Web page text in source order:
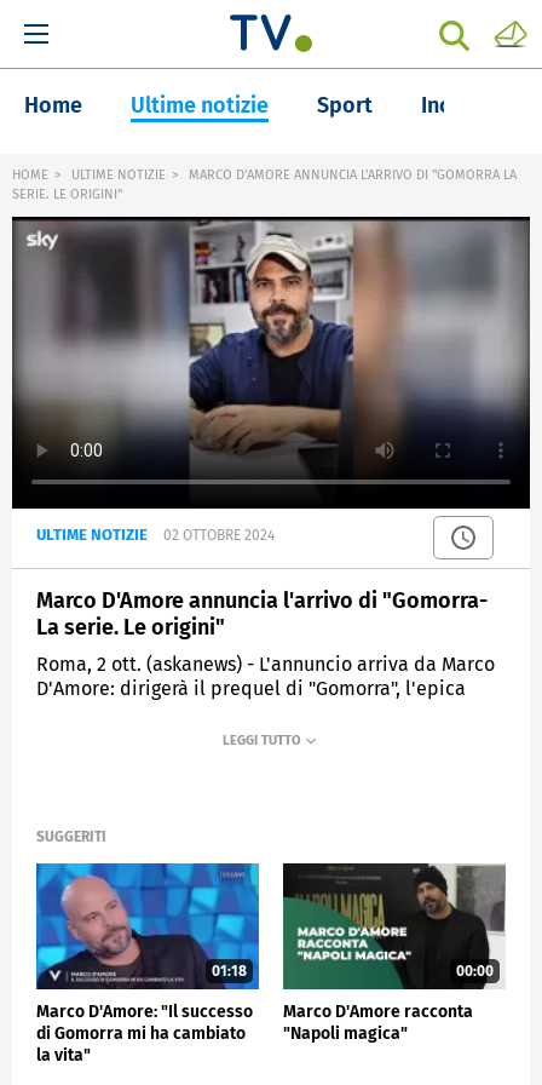
Home Ultime notizie Sport Inchieste
HOME ULTIME NOTIZIE
MARCO D'AMORE ANNUNCIA L'ARRIVO DI "GOMORRA LA
SERIE. LE ORIGINI"
ULTIME NOTIZIE 02 OTTOBRE 2024
Marco D'Amore annuncia l'arrivo di "Gomorra-
La serie. Le origini"
Roma, 2 ott. (askanews) - L'annuncio arriva da Marco
D'Amore: dirigerà il prequel di "Gomorra", l'epica
bestseller di Roberto Saviano. La nuova serie
racconterà in sei episodi l'ascesa criminale di Pietro
Alcuni episodi saranno diretti da Francesco Ghiaccio
(Dolcissime, Un posto sicuro). Le riprese partiranno a
inizio 2025 a Napoli e dintorni.
L'attore e regista in un video ha parlato del nuovo
progetto, scherzando sul fatto di non poter fare
spoiler rivelando altri dettagli, ma dicendoci
emozionato.
SUGGERITI
01:18
Marco D'Amore: "Il successo
di Gomorra mi ha cambiato
la vita"
00:00
Marco D'Amore racconta
"Napoli magica"